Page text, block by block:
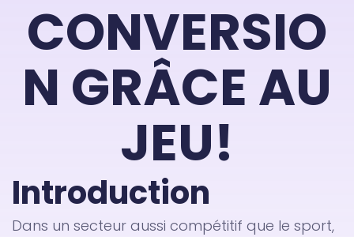
CONVERSIO
N GRÂCE AU
JEU!
Introduction
Dans un secteur aussi compétitif que le sport,